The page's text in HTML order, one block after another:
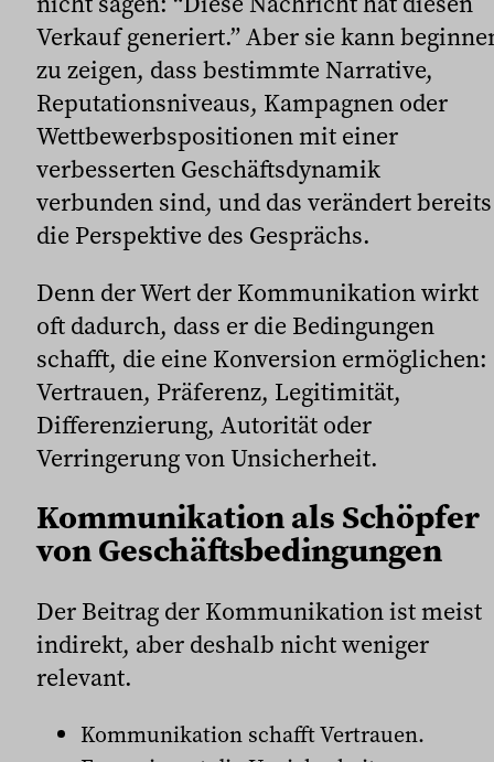
Verkauf generiert.” Aber sie kann
zu zeigen, dass bestimmte Narrative,
Reputationsniveaus, Kampagnen oder
Wettbewerbspositionen mit einer
verbesserten Geschäftsdynamik
verbunden sind, und das verändert bereits
die Perspektive des Gesprächs.
Denn der Wert der Kommunikation wirkt
oft dadurch, dass er die Bedingungen
schafft, die eine Konversion ermöglichen:
Vertrauen, Präferenz, Legitimität,
Differenzierung, Autorität oder
Verringerung von Unsicherheit.
Kommunikation als Schöpfer
von Geschäftsbedingungen
Der Beitrag der Kommunikation ist meist
indirekt, aber deshalb nicht weniger
relevant.
Kommunikation schafft Vertrauen.